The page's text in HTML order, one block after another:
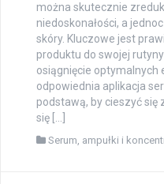
można skutecznie
niedoskonałości, a
skóry. Kluczowe jest
produktu do swojej
osiągnięcie optymalnych
odpowiednia aplikacja
podstawą, by cieszyć się
się […]
Serum, ampułki i